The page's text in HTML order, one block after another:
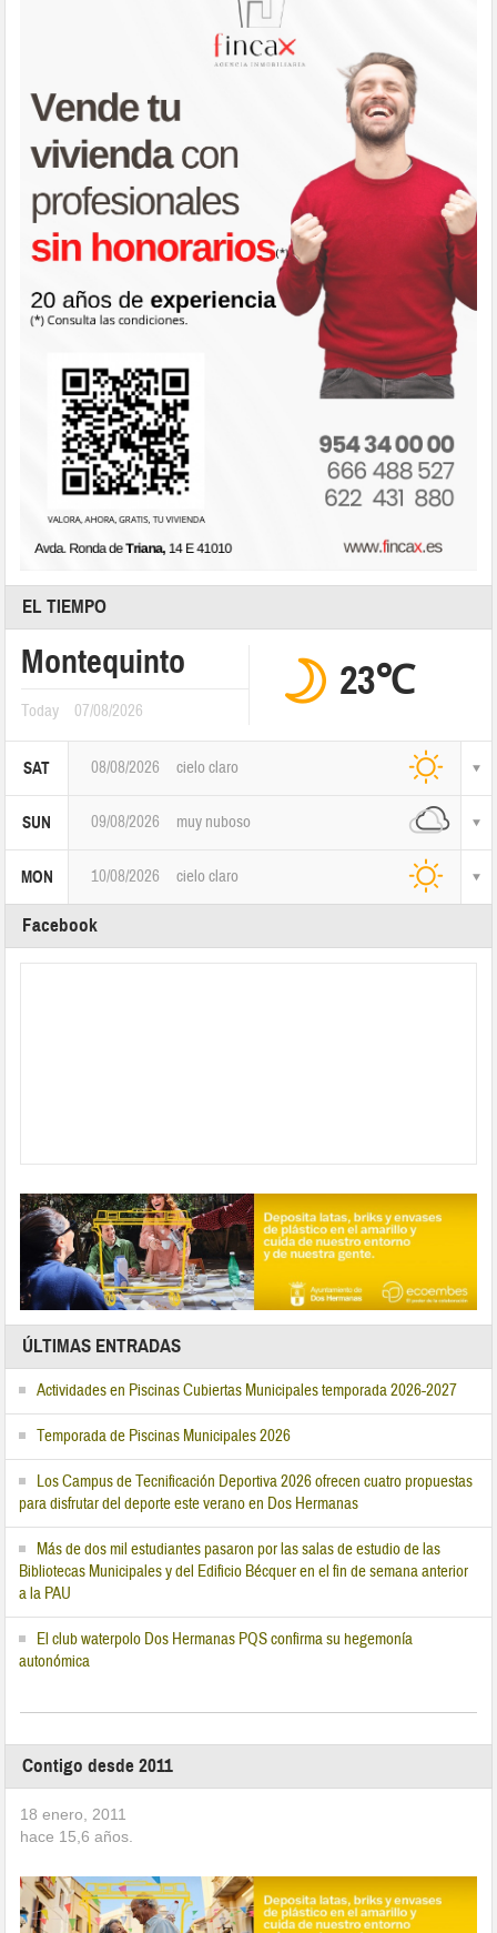
EL TIEMPO
Montequinto
Today 07/08/2026
23℃
SAT 08/08/2026 cielo claro
SUN 09/08/2026 muy nuboso
MON 10/08/2026 cielo claro
Facebook
ÚLTIMAS ENTRADAS
Actividades en Piscinas Cubiertas Municipales temporada 2026-2027
Temporada de Piscinas Municipales 2026
Los Campus de Tecnificación Deportiva 2026 ofrecen cuatro propuestas
para disfrutar del deporte este verano en Dos Hermanas
Más de dos mil estudiantes pasaron por las salas de estudio de las
Bibliotecas Municipales y del Edificio Bécquer en el fin de semana anterior
a la PAU
El club waterpolo Dos Hermanas PQS confirma su hegemonía
autonómica
Contigo desde 2011
18 enero, 2011
hace 15,6 años.